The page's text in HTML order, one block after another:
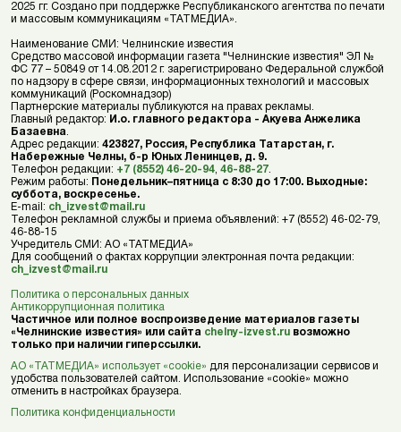
2025 гг. Создано при поддержке Республиканского агентства по печати
и массовым коммуникациям «ТАТМЕДИА».
Наименование СМИ: Челнинские известия
Средство массовой информации газета "Челнинские известия" ЭЛ №
ФС 77 – 50849 от 14.08.2012 г. зарегистрировано Федеральной службой
по надзору в сфере связи, информационных технологий и массовых
коммуникаций (Роскомнадзор)
Партнерские материалы публикуются на правах рекламы.
Главный редактор: И.о. главного редактора - Акуева Анжелика
Базаевна
Адрес редакции: 423827, Россия, Республика Татарстан, г.
Набережные Челны, б-р Юных Ленинцев, д. 9.
Телефон редакции: +7 (8552) 46-20-94 46-88-27
Режим работы: Понедельник–пятница с 8:30 до 17:00. Выходные:
суббота, воскресенье.
E-mail: ch_izvest@mail.ru
Телефон рекламной службы и приема объявлений: +7 (8552) 46-02-79,
46-88-15
Учредитель СМИ: АО «ТАТМЕДИА»
Для сообщений о фактах коррупции электронная почта редакции:
ch_izvest@mail.ru
Политика о персональных данных
Антикоррупционная политика
Частичное или полное воспроизведение материалов газеты
«Челнинские известия» или сайта chelny-izvest.ru возможно
только при наличии гиперссылки.
АО «ТАТМЕДИА» использует «cookie» для персонализации сервисов и
удобства пользователей сайтом. Использование «cookie» можно
отменить в настройках браузера.
Политика конфиденциальности